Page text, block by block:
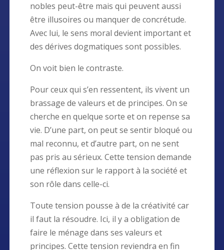
nobles peut-être mais qui peuvent aussi
être illusoires ou manquer de concrétude.
Avec lui, le sens moral devient important et
des dérives dogmatiques sont possibles.
On voit bien le contraste.
Pour ceux qui s’en ressentent, ils vivent un
brassage de valeurs et de principes. On se
cherche en quelque sorte et on repense sa
vie. D’une part, on peut se sentir bloqué ou
mal reconnu, et d’autre part, on ne sent
pas pris au sérieux. Cette tension demande
une réflexion sur le rapport à la société et
son rôle dans celle-ci.
Toute tension pousse à de la créativité car
il faut la résoudre. Ici, il y a obligation de
faire le ménage dans ses valeurs et
principes. Cette tension reviendra en fin